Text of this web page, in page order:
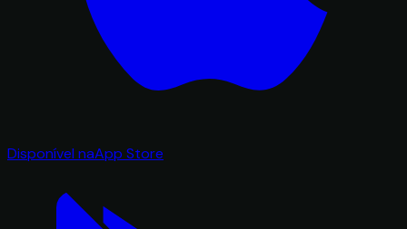
Disponível naApp Store